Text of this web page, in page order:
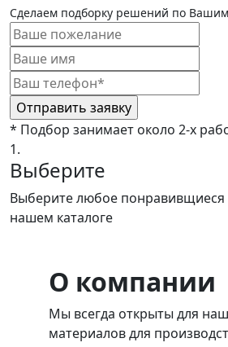
Сделаем подборку решений по
* Подбор занимает около 2-х
1.
Выберите
Выберите любое
нашем каталоге
О компании
Мы всегда открыты для
материалов для